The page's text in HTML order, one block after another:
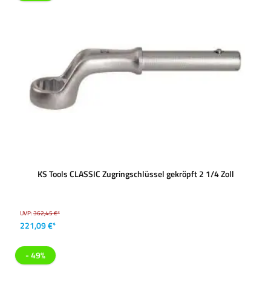
KS Tools CLASSIC Zugringschlüssel gekröpft 2 1/4 Zoll
UVP:362,45 €*
221,09 €*
- 49%